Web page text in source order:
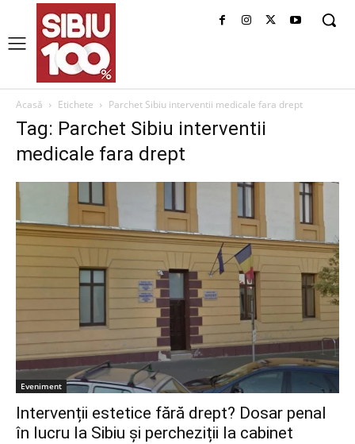
Acasă Etichete Parchet Sibiu interventii medicale fara drept
Tag: Parchet Sibiu interventii
medicale fara drept
Eveniment
Intervenții estetice fără drept? Dosar penal
în lucru la Sibiu și percheziții la cabinet